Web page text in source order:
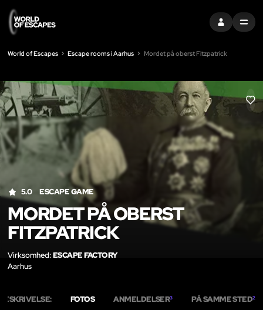
LOG INDMENU
World of Escapes Escape rooms i Aarhus Mordet på oberst Fitzpatrick
LIKE
5.0 ESCAPE GAME
MORDET PÅ OBERST
FITZPATRICK
Virksomhed:ESCAPE FACTORY
Aarhus
FOTOS ANMELDELSER3 PÅ SAMME STED2